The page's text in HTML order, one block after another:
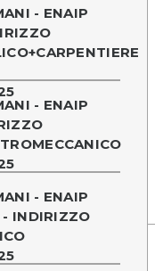
- ENAIP
- ENAIP
- ENAIP
INDIRIZZO